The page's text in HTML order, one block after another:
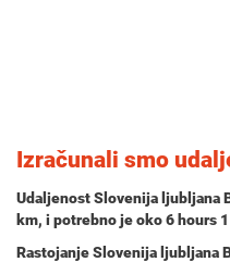
Izračunali smo
Udaljenost Slovenija ljubljana
km, i potrebno je oko6 hours
Rastojanje Slovenija ljubljana